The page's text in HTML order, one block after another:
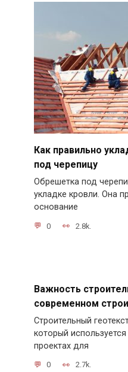
Как правильно
под черепицу
Обрешетка под
укладке кровли. Она
основание
0 2.8k.
Важность
современном
Строительный
который
проектах для
0 2.7k.